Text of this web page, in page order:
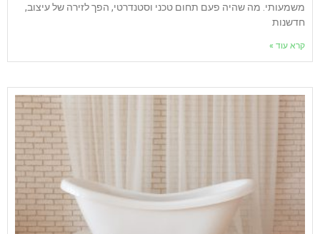
משמעותי. מה שהיה פעם תחום טכני וסטנדרטי, הפך לזירה של עיצוב,
חדשנות
קרא עוד »